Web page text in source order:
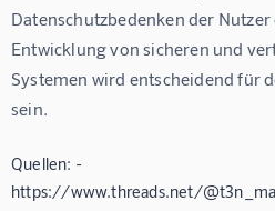
Datenschutzbedenken der
Entwicklung von sicheren und
Systemen wird entscheidend für
sein.
Quellen: -
https://www.threads.net/